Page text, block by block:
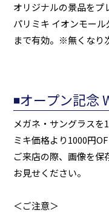
オリジナルの景品をプ
パリミキ イオンモール
まで有効。※無くなり
◾️オープン記念
メガネ・サングラスを
ミキ価格より1000円
ご来店の際、画像を保
お見せください。
＜ご注意＞